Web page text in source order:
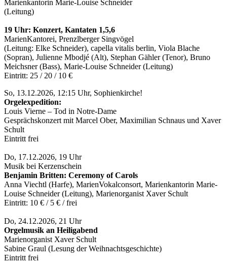
Marienkantorin Marie-Louise Schneider
(Leitung)
19 Uhr: Konzert, Kantaten 1,5,6
MarienKantorei, Prenzlberger Singvögel
(Leitung: Elke Schneider), capella vitalis berlin, Viola Blache
(Sopran), Julienne Mbodjé (Alt), Stephan Gähler (Tenor), Bruno
Meichsner (Bass), Marie-Louise Schneider (Leitung)
Eintritt: 25 / 20 / 10 €
So, 13.12.2026, 12:15 Uhr, Sophienkirche!
Orgelexpedition:
Louis Vierne – Tod in Notre-Dame
Gesprächskonzert mit Marcel Ober, Maximilian Schnaus und Xaver
Schult
Eintritt frei
Do, 17.12.2026, 19 Uhr
Musik bei Kerzenschein
Benjamin Britten: Ceremony of Carols
Anna Viechtl (Harfe), MarienVokalconsort, Marienkantorin Marie-
Louise Schneider (Leitung), Marienorganist Xaver Schult
Eintritt: 10 € / 5 € / frei
Do, 24.12.2026, 21 Uhr
Orgelmusik an Heiligabend
Marienorganist Xaver Schult
Sabine Graul (Lesung der Weihnachtsgeschichte)
Eintritt frei